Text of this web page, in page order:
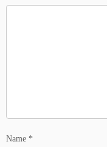
Name *